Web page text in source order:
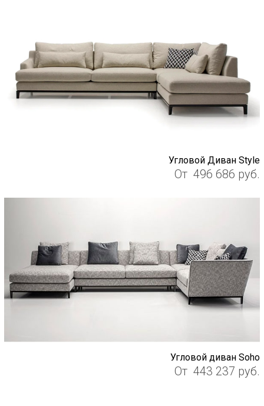
Угловой Диван Style
От 496 686 руб.
Угловой диван Soho
От 443 237 руб.